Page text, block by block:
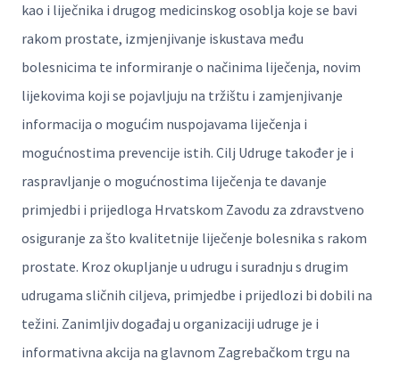
kao i liječnika i drugog medicinskog osoblja koje se bavi
rakom prostate, izmjenjivanje iskustava među
bolesnicima te informiranje o načinima liječenja, novim
lijekovima koji se pojavljuju na tržištu i zamjenjivanje
informacija o mogućim nuspojavama liječenja i
mogućnostima prevencije istih. Cilj Udruge također je i
raspravljanje o mogućnostima liječenja te davanje
primjedbi i prijedloga Hrvatskom Zavodu za zdravstveno
osiguranje za što kvalitetnije liječenje bolesnika s rakom
prostate. Kroz okupljanje u udrugu i suradnju s drugim
udrugama sličnih ciljeva, primjedbe i prijedlozi bi dobili na
težini. Zanimljiv događaj u organizaciji udruge je i
informativna akcija na glavnom Zagrebačkom trgu na